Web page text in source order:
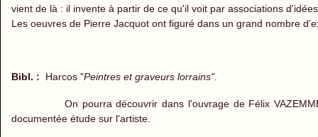
vient de là : il invente à partir de ce qu'il voit par associations
Les oeuvres de Pierre Jacquot ont figuré dans un grand nombre
Bibl. : Harcos "Peintres et graveurs lorrains".
On pourra découvrir dans l'ouvrage de Félix
documentée étude sur l'artiste.